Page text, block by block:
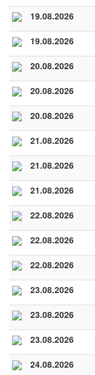
19.08.2026
19.08.2026
20.08.2026
20.08.2026
20.08.2026
21.08.2026
21.08.2026
21.08.2026
22.08.2026
22.08.2026
22.08.2026
23.08.2026
23.08.2026
23.08.2026
24.08.2026